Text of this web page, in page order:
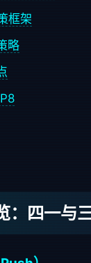
框架
略
：四一与